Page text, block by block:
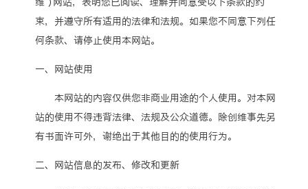
维”）网站，表明您已阅读、理解并同意受以下条款的约
束，并遵守所有适用的法律和法规。如果您不同意下列任
何条款、请停止使用本网站。
一、网站使用
本网站的内容仅供您非商业用途的个人使用。对本网
站的使用不得违背法律、法规及公众道德。除创维事先另
有书面许可外，谢绝出于其他目的的使用行为。
二、网站信息的发布、修改和更新